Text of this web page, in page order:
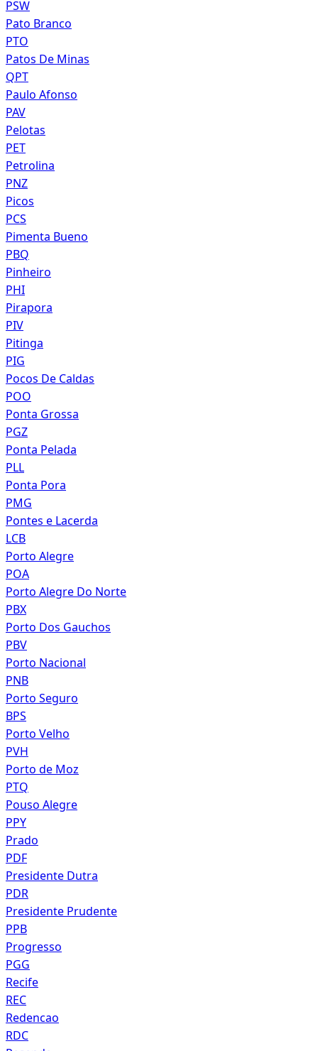
PSW
Pato Branco
PTO
Patos De Minas
QPT
Paulo Afonso
PAV
Pelotas
PET
Petrolina
PNZ
Picos
PCS
Pimenta Bueno
PBQ
Pinheiro
PHI
Pirapora
PIV
Pitinga
PIG
Pocos De Caldas
POO
Ponta Grossa
PGZ
Ponta Pelada
PLL
Ponta Pora
PMG
Pontes e Lacerda
LCB
Porto Alegre
POA
Porto Alegre Do Norte
PBX
Porto Dos Gauchos
PBV
Porto Nacional
PNB
Porto Seguro
BPS
Porto Velho
PVH
Porto de Moz
PTQ
Pouso Alegre
PPY
Prado
PDF
Presidente Dutra
PDR
Presidente Prudente
PPB
Progresso
PGG
Recife
REC
Redencao
RDC